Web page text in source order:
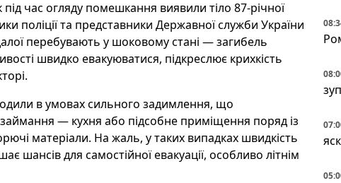
час огляду помешкання виявили тіло 87-річної
поліції та представники Державної служби України
перебувають у шоковому стані — загибель
швидко евакуюватися, підкреслює крихкість
в умовах сильного задимлення, що
— кухня або підсобне приміщення поряд із
матеріали. На жаль, у таких випадках швидкість
для самостійної евакуації, особливо літнім